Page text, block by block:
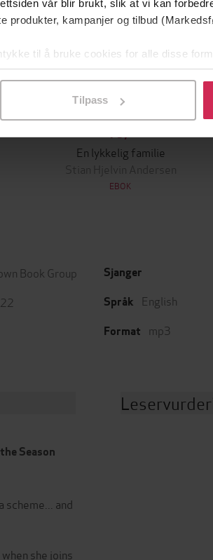
vår blir brukt, slik at vi kan
produkter, kampanjer og tilbud
til å bruke cookies for alle disse
på «Tilpass». Du kan når som helst
Tilpass
79,-
En lykkelig familie
Stian Hjelvin Andersen
EBOK
Book Group
Sjanger
Språk
English
Format mp3
Season
and
she joins